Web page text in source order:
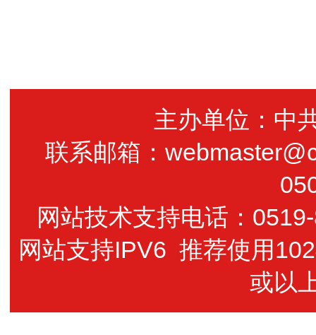
主办单位：中
联系邮箱：
网站技术支持电话：
网站支持IPV6 推荐使用
或以